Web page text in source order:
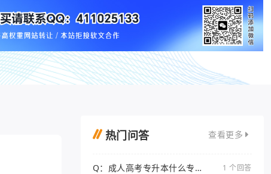
热门问答 查看更多
Q：成人高考专升本什么专业
1 个回答